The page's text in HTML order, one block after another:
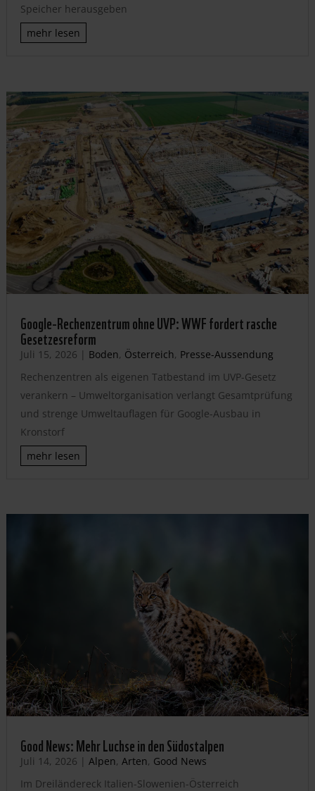
Speicher herausgeben
mehr lesen
Google-Rechenzentrum ohne UVP: WWF fordert rasche
Gesetzesreform
Juli 15, 2026 | Boden, Österreich, Presse-Aussendung
Rechenzentren als eigenen Tatbestand im UVP-Gesetz
verankern – Umweltorganisation verlangt Gesamtprüfung
und strenge Umweltauflagen für Google-Ausbau in
Kronstorf
mehr lesen
Good News: Mehr Luchse in den Südostalpen
Juli 14, 2026 | Alpen, Arten, Good News
Im Dreiländereck Italien-Slowenien-Österreich